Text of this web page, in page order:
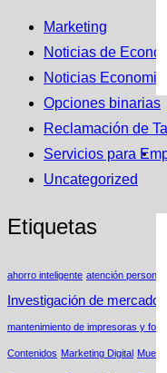
Marketing
Noticias de
Noticias
Opciones binarias
Reclamación de
Servicios para
Uncategorized
Etiquetas
ahorro inteligente atención
Investigación de mercados
mantenimiento de impresoras y
Contenidos Marketing Digital